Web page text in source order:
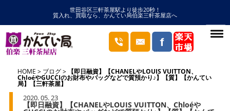
世田谷区三軒茶屋駅より徒歩20秒！
質入れ、買取なら、かんてい局伯楽三軒茶屋店へ
HOME ブログ 【即日融資】【CHANELやLOUIS VUITTON、
ChloéやGUCCIのお財布やバッグなどで質預かり♪】【質】【かんてい
局】【三軒茶屋】
2020. 05. 23
【即日融資】【CHANELやLOUIS VUITTON、Chloéや